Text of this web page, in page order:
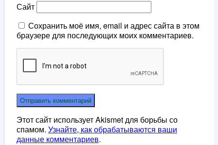
Сайт
Сохранить моё имя, email и адрес сайта в этом
браузере для последующих моих комментариев.
Этот сайт использует Akismet для борьбы со
спамом. Узнайте, как обрабатываются ваши
данные комментариев.